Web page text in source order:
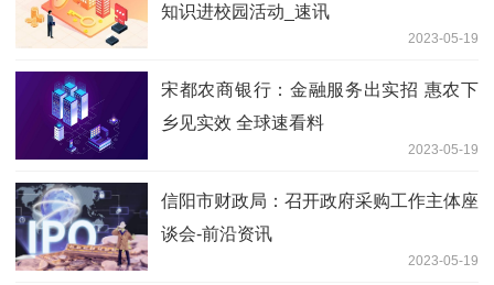
知识进校园活动_速讯
2023-05-19
宋都农商银行：金融服务出实招 惠农下
乡见实效 全球速看料
2023-05-19
信阳市财政局：召开政府采购工作主体座
谈会-前沿资讯
2023-05-19